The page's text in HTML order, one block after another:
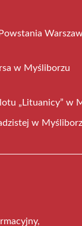
w Myśliborzu
„Lituanicy” w
w